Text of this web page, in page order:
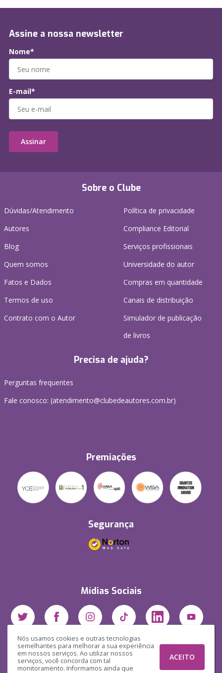
Nós usamos cookies e outras tecnologias
semelhantes para melhorar a sua experiência
em nossos serviços. Ao utilizar nossos
serviços, você concorda com tal
monitoramento. Informamos ainda que
ACEITO
Sobre o Clube
Dúvidas/Atendimento
Autores
Blog
Quem somos
Fatos e Dados
Termos de uso
Contrato com o Autor
Política de privacidade
Compliance Editorial
Serviços profissionais
Universidade do autor
Compras em quantidade
Canais de distribuição
Simulador de publicação
de livros
Precisa de ajuda?
Perguntas frequentes
Fale conosco: (atendimento@clubedeautores.com.br)
Premiações
Segurança
Mídias Sociais
Assine a nossa newsletter
Nome*
E-mail*
Assinar